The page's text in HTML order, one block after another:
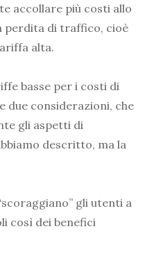
accollare più costi allo
perdita di traffico, cioè
alta.
basse per i costi di
due considerazioni, che
gli aspetti di
descritto, ma la
gli utenti a
così dei benefici